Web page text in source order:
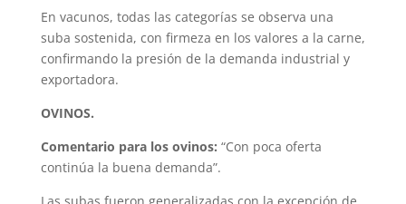
En vacunos, todas las categorías se observa una
suba sostenida, con firmeza en los valores a la carne,
confirmando la presión de la demanda industrial y
exportadora.
OVINOS.
Comentario para los ovinos: “Con poca oferta
continúa la buena demanda”.